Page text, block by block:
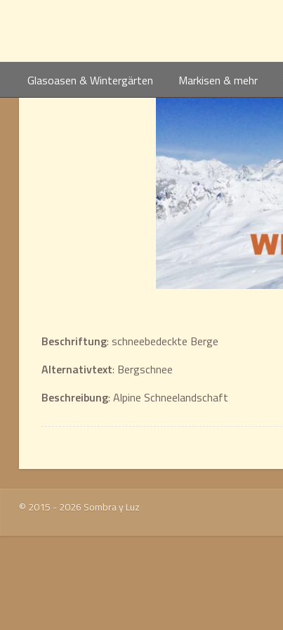
Glasoasen & Wintergärten Markisen & mehr
Beschriftung: schneebedeckte Berge
Alternativtext: Bergschnee
Beschreibung: Alpine Schneelandschaft
© 2015 - 2026 Sombra y Luz